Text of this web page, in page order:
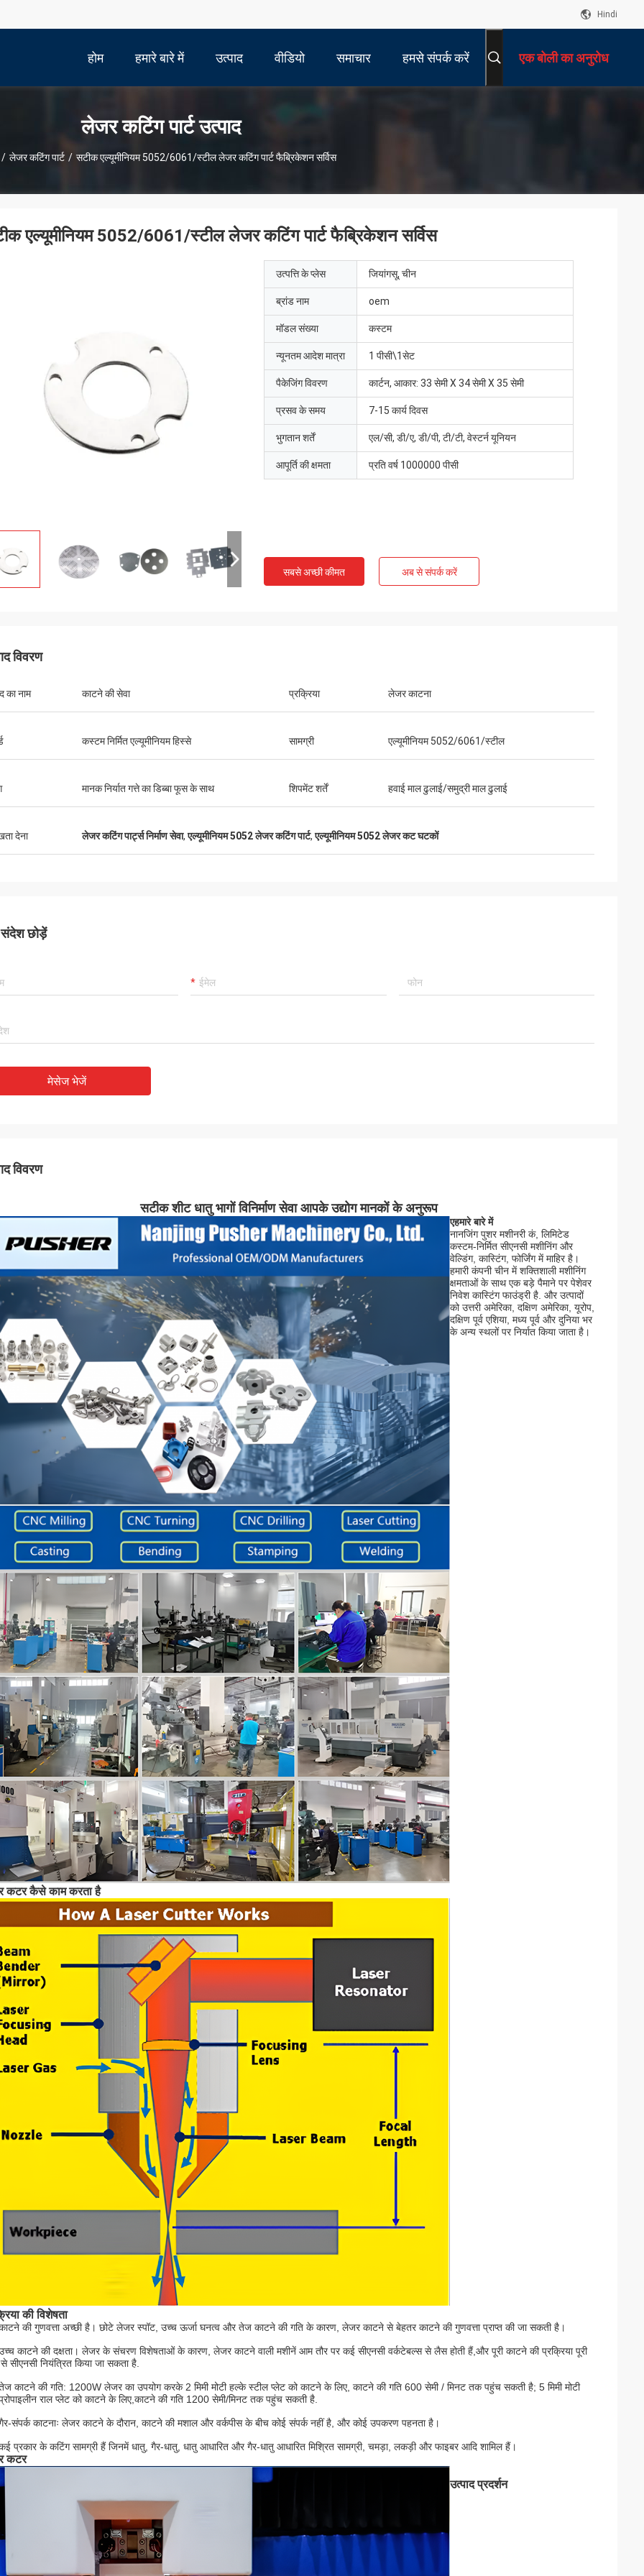
Hindi
होम हमारे बारे में उत्पाद वीडियो समाचार हमसे संपर्क करें एक बोली का अनुरोध
लेजर कटिंग पार्ट उत्पाद
/ लेजर कटिंग पार्ट / सटीक एल्यूमीनियम 5052/6061/स्टील लेजर कटिंग पार्ट फैब्रिकेशन सर्विस
मददगार हैं।
कमिल
उत्कृष्ट गुणवत्ता, प्रतिस्पर्धी मूल्य और उत्कृष्ट संचार।
एल्यूमीनियम 5052/6061/स्टील लेजर कटिंग पार्ट फैब्रिकेशन सर्विस
उत्पत्ति के प्लेस जियांगसू, चीन
ब्रांड नाम oem
मॉडल संख्या कस्टम
न्यूनतम आदेश मात्रा 1 पीसी\1सेट
पैकेजिंग विवरण कार्टन, आकार: 33 सेमी X 34 सेमी X 35 सेमी
प्रसव के समय 7-15 कार्य दिवस
भुगतान शर्तें एल/सी, डी/ए, डी/पी, टी/टी, वेस्टर्न यूनियन
आपूर्ति की क्षमता प्रति वर्ष 1000000 पीसी
सबसे अच्छी कीमत अब से संपर्क करें
विवरण
का नाम काटने की सेवा प्रक्रिया लेजर काटना
कस्टम निर्मित एल्यूमीनियम हिस्से सामग्री एल्यूमीनियम 5052/6061/स्टील
मानक निर्यात गत्ते का डिब्बा फूस के साथ शिपमेंट शर्तें हवाई माल ढुलाई/समुद्री माल ढुलाई
देना लेजर कटिंग पार्ट्स निर्माण सेवा,एल्यूमीनियम 5052 लेजर कटिंग पार्ट,एल्यूमीनियम 5052 लेजर कट घटकों
छोड़ें
मेसेज भेजें
विवरण
सटीक शीट धातु भागों विनिर्माण सेवा आपके उद्योग मानकों के अनुरूप
एहमारे बारे में
नानजिंग पुशर मशीनरी कं, लिमिटेड
कस्टम-निर्मित सीएनसी मशीनिंग और
वेल्डिंग, कास्टिंग, फोर्जिंग में माहिर है।
हमारी कंपनी चीन में शक्तिशाली मशीनिंग
क्षमताओं के साथ एक बड़े पैमाने पर पेशेवर
निवेश कास्टिंग फाउंड्री है. और उत्पादों
को उत्तरी अमेरिका, दक्षिण अमेरिका, यूरोप,
दक्षिण पूर्व एशिया, मध्य पूर्व और दुनिया भर
के अन्य स्थलों पर निर्यात किया जाता है।
कटर कैसे काम करता है
की विशेषता
की गुणवत्ता अच्छी है। छोटे लेजर स्पॉट, उच्च ऊर्जा घनत्व और तेज काटने की गति के कारण, लेजर काटने से बेहतर काटने की गुणवत्ता प्राप्त की जा सकती है।
काटने की दक्षता। लेजर के संचरण विशेषताओं के कारण, लेजर काटने वाली मशीनें आम तौर पर कई सीएनसी वर्कटेबल्स से लैस होती हैं,और पूरी काटने की प्रक्रिया पूरी
सीएनसी नियंत्रित किया जा सकता है.
काटने की गति: 1200W लेजर का उपयोग करके 2 मिमी मोटी हल्के स्टील प्लेट को काटने के लिए, काटने की गति 600 सेमी / मिनट तक पहुंच सकती है; 5 मिमी मोटी
राल प्लेट को काटने के लिए,काटने की गति 1200 सेमी/मिनट तक पहुंच सकती है.
संपर्क काटनाः लेजर काटने के दौरान, काटने की मशाल और वर्कपीस के बीच कोई संपर्क नहीं है, और कोई उपकरण पहनता है।
प्रकार के कटिंग सामग्री हैं जिनमें धातु, गैर-धातु, धातु आधारित और गैर-धातु आधारित मिश्रित सामग्री, चमड़ा, लकड़ी और फाइबर आदि शामिल हैं।
कटर
उत्पाद प्रदर्शन